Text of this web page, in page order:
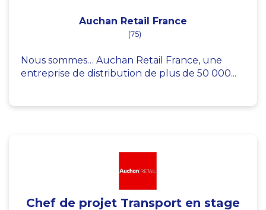
Auchan Retail France
(75)
Nous sommes… Auchan Retail France, une
entreprise de distribution de plus de 50 000...
Chef de projet Transport en stage